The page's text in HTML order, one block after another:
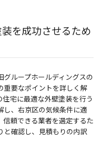
を成功させるため
ループホールディングスの
重要なポイントを詳しく解
宅に最適な外壁塗装を行う
し、右京区の気候条件に適
信頼できる業者を選定するた
と確認し、見積もりの内訳